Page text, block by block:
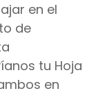
en el
de
tu Hoja
en